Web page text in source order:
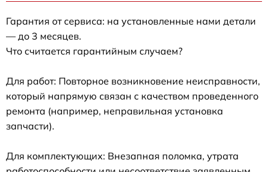
Гарантия от сервиса: на установленные нами детали
— до 3 месяцев.
Что считается гарантийным случаем?
Для работ: Повторное возникновение неисправности,
который напрямую связан с качеством проведенного
ремонта (например, неправильная установка
запчасти).
Для комплектующих: Внезапная поломка, утрата